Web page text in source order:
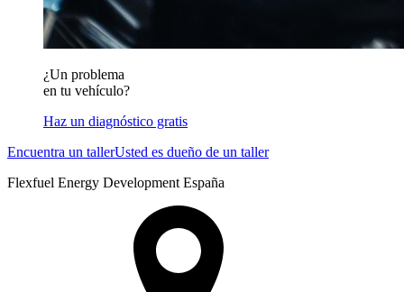
¿Un problema
en tu vehículo?
Haz un diagnóstico gratis
Encuentra un tallerUsted es dueño de un taller
Flexfuel Energy Development España